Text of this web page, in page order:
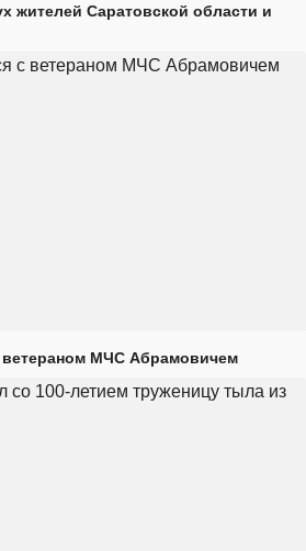
жителей Саратовской области и
ветераном МЧС Абрамовичем